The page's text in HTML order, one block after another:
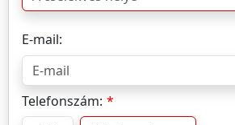
E-mail:
Telefonszám: